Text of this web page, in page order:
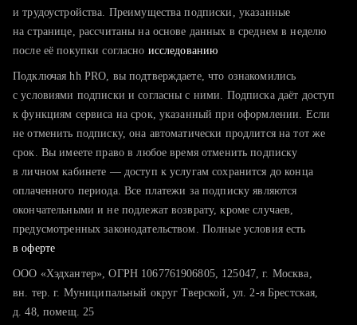
тратите много времени на поиск и вручную поднимаете
хотите сравнить себя с конкурентами и оценить шансы
и трудоустройства. Преимущества подписки, указанные
на странице, рассчитаны на основе данных в среднем в неделю
после её покупки согласно исследованию
Подключая hh PRO, вы подтверждаете, что ознакомились
с условиями подписки и согласны с ними. Подписка даёт доступ
к функциям сервиса на срок, указанный при оформлении. Если
не отменить подписку, она автоматически продлится на тот же
срок. Вы имеете право в любое время отменить подписку
в личном кабинете — доступ к услугам сохранится до конца
оплаченного периода. Все платежи за подписку являются
окончательными и не подлежат возврату, кроме случаев,
предусмотренных законодательством. Полные условия есть
в оферте
ООО «Хэдхантер», ОГРН 1067761906805, 125047, г. Москва,
вн. тер. г. Муниципальный округ Тверской, ул. 2-я Брестская,
д. 48, помещ. 25